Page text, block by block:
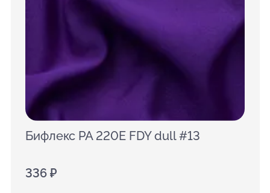
Бифлекс PA 220E FDY dull #13
336 ₽